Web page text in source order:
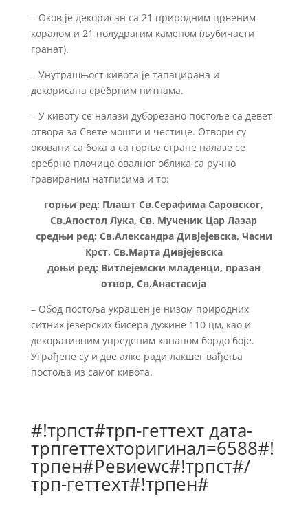
– Оков је декорисан са 21 природним црвеним
коралом и 21 полудрагим каменом (љубичасти
гранат).
– Унутрашњост кивота је тапацирана и
декорисана сребрним нитнама.
– У кивоту се налази дуборезано постоље са девет
отвора за Свете мошти и честице. Отвори су
оковани са бока а са горње стране налазе се
сребрне плочице овалног облика са ручно
гравираним натписима и то:
горњи ред: Плашт Св.Серафима Саровског,
Св.Апостол Лука, Св. Мученик Цар Лазар
средњи ред: Св.Александра Дивјејевска, Часни
Крст, Св.Марта Дивјејевска
доњи ред: Витлејемски младенци, празан
отвор, Св.Анастасија
– Обод постоља украшен је низом природних
ситних језерских бисера дужине 110 цм, као и
декоративним упреденим канапом бордо боје.
Уграђене су и две алке ради лакшег вађења
постоља из самог кивота.
#!трпст#трп-геттеxт дата-
трпгеттеxторигинал=6588#!
трпен#Ревиеwс#!трпст#/
трп-геттеxт#!трпен#